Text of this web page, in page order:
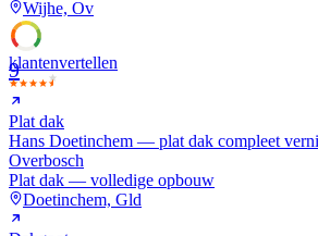
Wijhe, Ov
9
klantenvertellen
Plat dak
Hans Doetinchem — plat dak compleet
Overbosch
Plat dak — volledige opbouw
Doetinchem, Gld